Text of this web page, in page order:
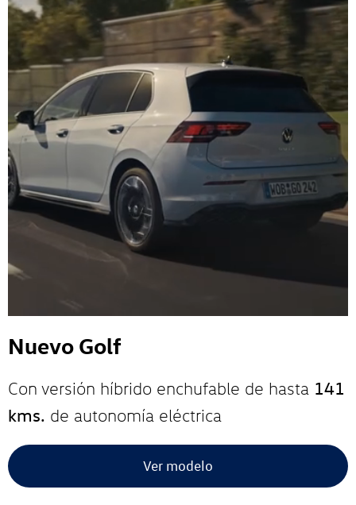
Nuevo Golf
Con versión híbrido enchufable de hasta 141
kms. de autonomía eléctrica
Ver modelo